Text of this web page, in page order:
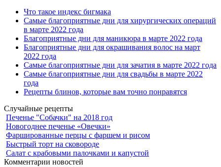
Что такое индекс бигмака
Самые благоприятные дни для хирургических операций
в марте 2022 года
Благоприятные дни для маникюра в марте 2022 года
Благоприятные дни для окрашивания волос на март
2022 года
Самые благоприятные дни для зачатия в марте 2022 года
Самые благоприятные дни для свадьбы в марте 2022
года
Рецепты блинов, которые вам точно понравятся
Случайные рецепты
Печенье "Собачки" на 2018 год
Новогоднее печенье «Овечки»
Фаршированные перцы с фаршем и рисом
Быстрый торт на сковороде
Салат с крабовыми палочками и капустой
Комментарии новостей